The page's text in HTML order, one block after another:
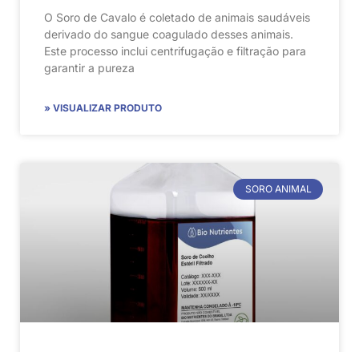
O Soro de Cavalo é coletado de animais saudáveis
derivado do sangue coagulado desses animais.
Este processo inclui centrifugação e filtração para
garantir a pureza
» VISUALIZAR PRODUTO
SORO ANIMAL